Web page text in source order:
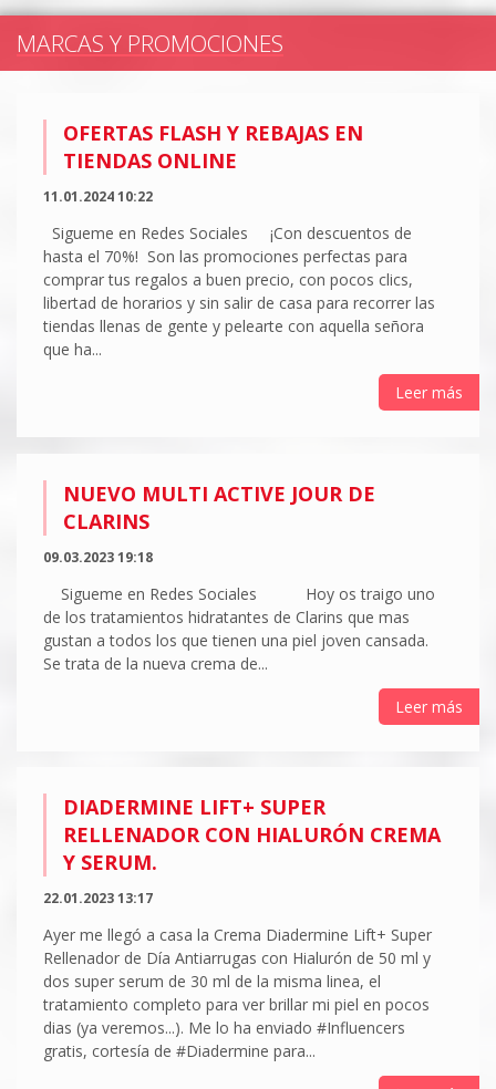
MARCAS Y PROMOCIONES
OFERTAS FLASH Y REBAJAS EN
TIENDAS ONLINE
11.01.2024 10:22
Sigueme en Redes Sociales ¡Con descuentos de
hasta el 70%! Son las promociones perfectas para
comprar tus regalos a buen precio, con pocos clics,
libertad de horarios y sin salir de casa para recorrer las
tiendas llenas de gente y pelearte con aquella señora
que ha...
Leer más
NUEVO MULTI ACTIVE JOUR DE
CLARINS
09.03.2023 19:18
Sigueme en Redes Sociales Hoy os traigo uno
de los tratamientos hidratantes de Clarins que mas
gustan a todos los que tienen una piel joven cansada.
Se trata de la nueva crema de...
Leer más
DIADERMINE LIFT+ SUPER
RELLENADOR CON HIALURÓN CREMA
Y SERUM.
22.01.2023 13:17
Ayer me llegó a casa la Crema Diadermine Lift+ Super
Rellenador de Día Antiarrugas con Hialurón de 50 ml y
dos super serum de 30 ml de la misma linea, el
tratamiento completo para ver brillar mi piel en pocos
dias (ya veremos...). Me lo ha enviado #Influencers
gratis, cortesía de #Diadermine para...